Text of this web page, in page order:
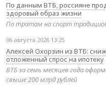
По данным ВТБ, россияне
здоровый образ жизни
По тратам на спорт
06 августа 2026 13:25
Алексей Охорзин из ВТБ:
отложенный спрос на ипотеку
ВТБ за семь месяцев года
свыше 200 млрд рублей